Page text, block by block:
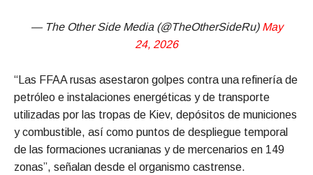
— The Other Side Media (@TheOtherSideRu) May
24, 2026
“Las FFAA rusas asestaron golpes contra una refinería de
petróleo e instalaciones energéticas y de transporte
utilizadas por las tropas de Kiev, depósitos de municiones
y combustible, así como puntos de despliegue temporal
de las formaciones ucranianas y de mercenarios en 149
zonas”, señalan desde el organismo castrense.